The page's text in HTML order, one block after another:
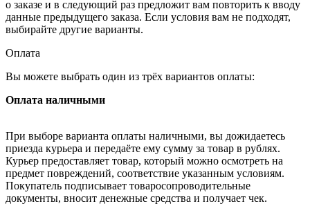
о заказе и в следующий раз предложит вам повторить к вводу
данные предыдущего заказа. Если условия вам не подходят,
выбирайте другие варианты.
Оплата
Вы можете выбрать один из трёх вариантов оплаты:
Оплата наличными
При выборе варианта оплаты наличными, вы дожидаетесь
приезда курьера и передаёте ему сумму за товар в рублях.
Курьер предоставляет товар, который можно осмотреть на
предмет повреждений, соответствие указанным условиям.
Покупатель подписывает товаросопроводительные
документы, вносит денежные средства и получает чек.